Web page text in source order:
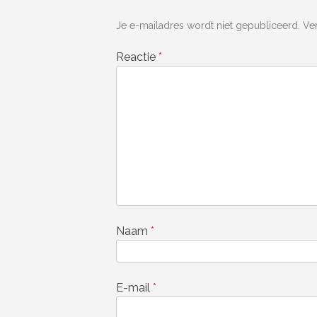
Je e-mailadres wordt niet gepubliceerd.
Reactie *
Naam *
E-mail *